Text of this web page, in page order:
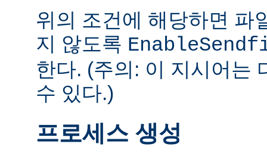
위의 조건에 해당하면 파
지 않도록
한다. (주의: 이 지시어는
수 있다.)
프로세스 생성